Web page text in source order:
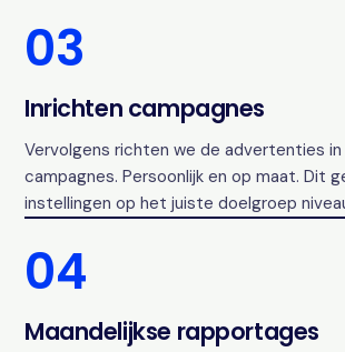
03
Inrichten campagnes
Vervolgens richten we de advertenties
campagnes. Persoonlijk en op maat. Dit
instellingen op het juiste doelgroep
04
Maandelijkse rapportages